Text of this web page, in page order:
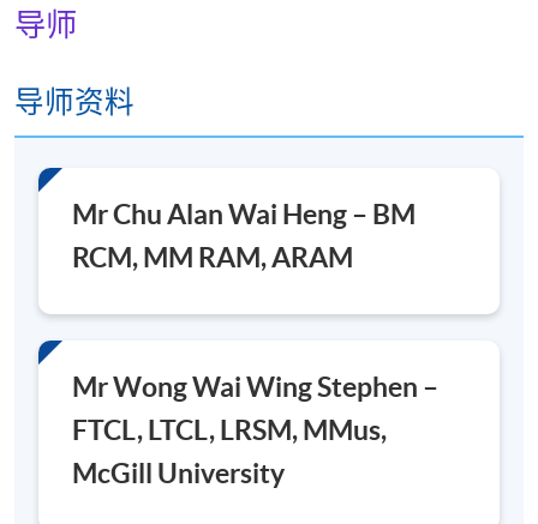
导师
导师资料
Mr Chu Alan Wai Heng – BM
RCM, MM RAM, ARAM
Mr Wong Wai Wing Stephen –
FTCL, LTCL, LRSM, MMus,
McGill University